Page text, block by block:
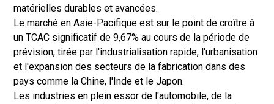
matérielles durables et avancées.
Le marché en Asie-Pacifique est sur le point de croître à
un TCAC significatif de 9,67% au cours de la période de
prévision, tirée par l'industrialisation rapide, l'urbanisation
et l'expansion des secteurs de la fabrication dans des
pays comme la Chine, l'Inde et le Japon.
Les industries en plein essor de l'automobile, de la